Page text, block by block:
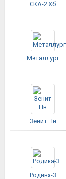
СКА-2 Хб
Металлург
Зенит Пн
Родина-3